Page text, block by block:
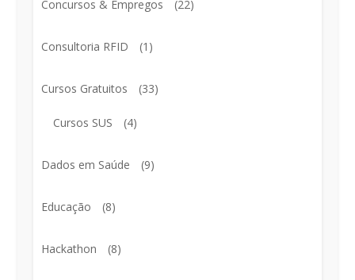
Concursos & Empregos (22)
Consultoria RFID (1)
Cursos Gratuitos (33)
Cursos SUS (4)
Dados em Saúde (9)
Educação (8)
Hackathon (8)